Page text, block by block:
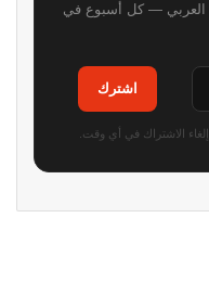
العربي — كل أسبوع في
اشترك
الاشتراك في أي وقت.